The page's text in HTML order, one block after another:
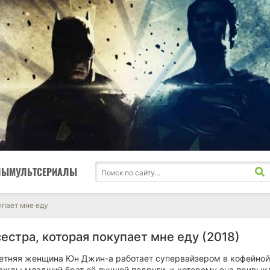
МУЛЬТСЕРИАЛЫ
мне еду
которая покупает мне еду (2018)
женщина Юн Джин-а работает супервайзером в кофейной